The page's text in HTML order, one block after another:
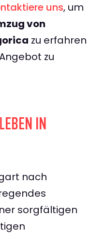
uns, um
von
zu erfahren
zu
IN
nach
sorgfältigen